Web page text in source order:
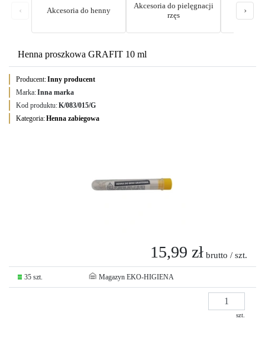
‹ Akcesoria do henny
Akcesoria do pielęgnacji
rzęs
Folia
›
Henna proszkowa GRAFIT 10 ml
Producent:Inny producent
Marka:Inna marka
Kod produktu:K/083/015/G
Kategoria:Henna zabiegowa
15,99 zł brutto / szt.
35 szt. Magazyn EKO-HIGIENA
szt.